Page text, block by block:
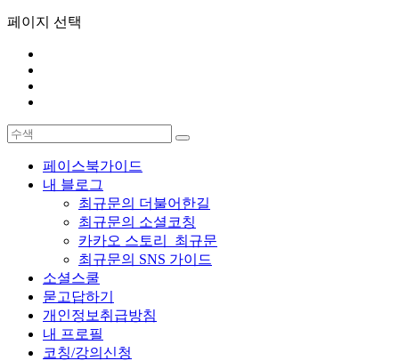
페이지 선택
페이스북가이드
내 블로그
최규문의 더불어한길
최규문의 소셜코칭
카카오 스토리_최규문
최규문의 SNS 가이드
소셜스쿨
묻고답하기
개인정보취급방침
내 프로필
코칭/강의신청